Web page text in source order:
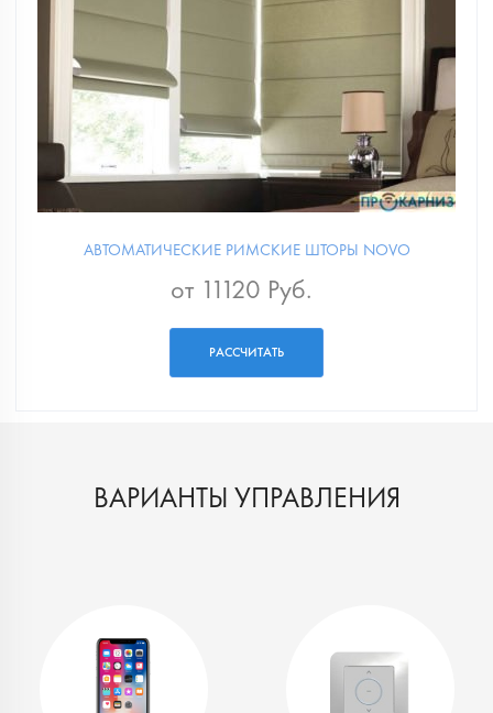
АВТОМАТИЧЕСКИЕ РИМСКИЕ ШТОРЫ NOVO
от 11120 Руб.
РАССЧИТАТЬ
ВАРИАНТЫ УПРАВЛЕНИЯ